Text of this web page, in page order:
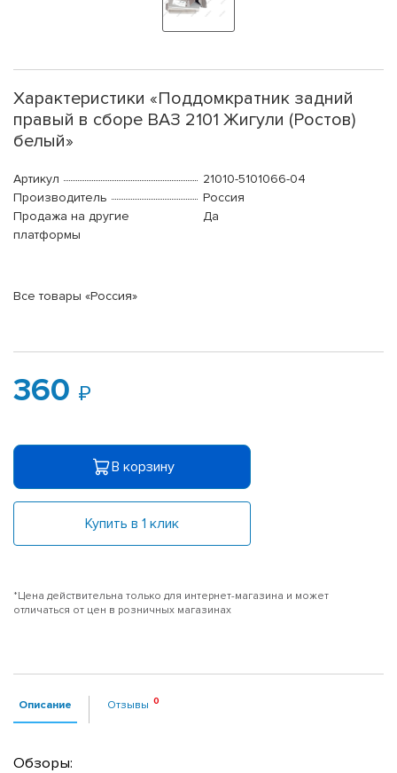
Характеристики «Поддомкратник задний
правый в сборе ВАЗ 2101 Жигули (Ростов)
белый»
Артикул
21010-5101066-04
Производитель
Россия
Продажа на другие
платформы
Да
Все товары «Россия»
360
В корзину
Купить в 1 клик
*Цена действительна только для интернет-магазина и может
отличаться от цен в розничных магазинах
Описание Отзывы
Обзоры: